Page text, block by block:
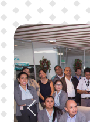
Anterior